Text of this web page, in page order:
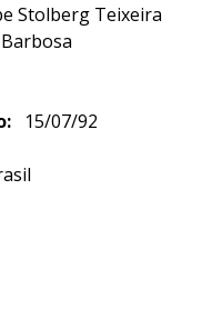
Stolberg Teixeira
15/07/92
Brasil